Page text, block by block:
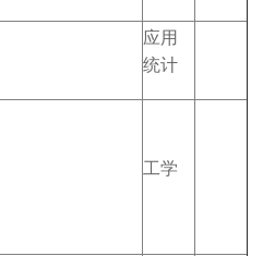
应用
统计
工学